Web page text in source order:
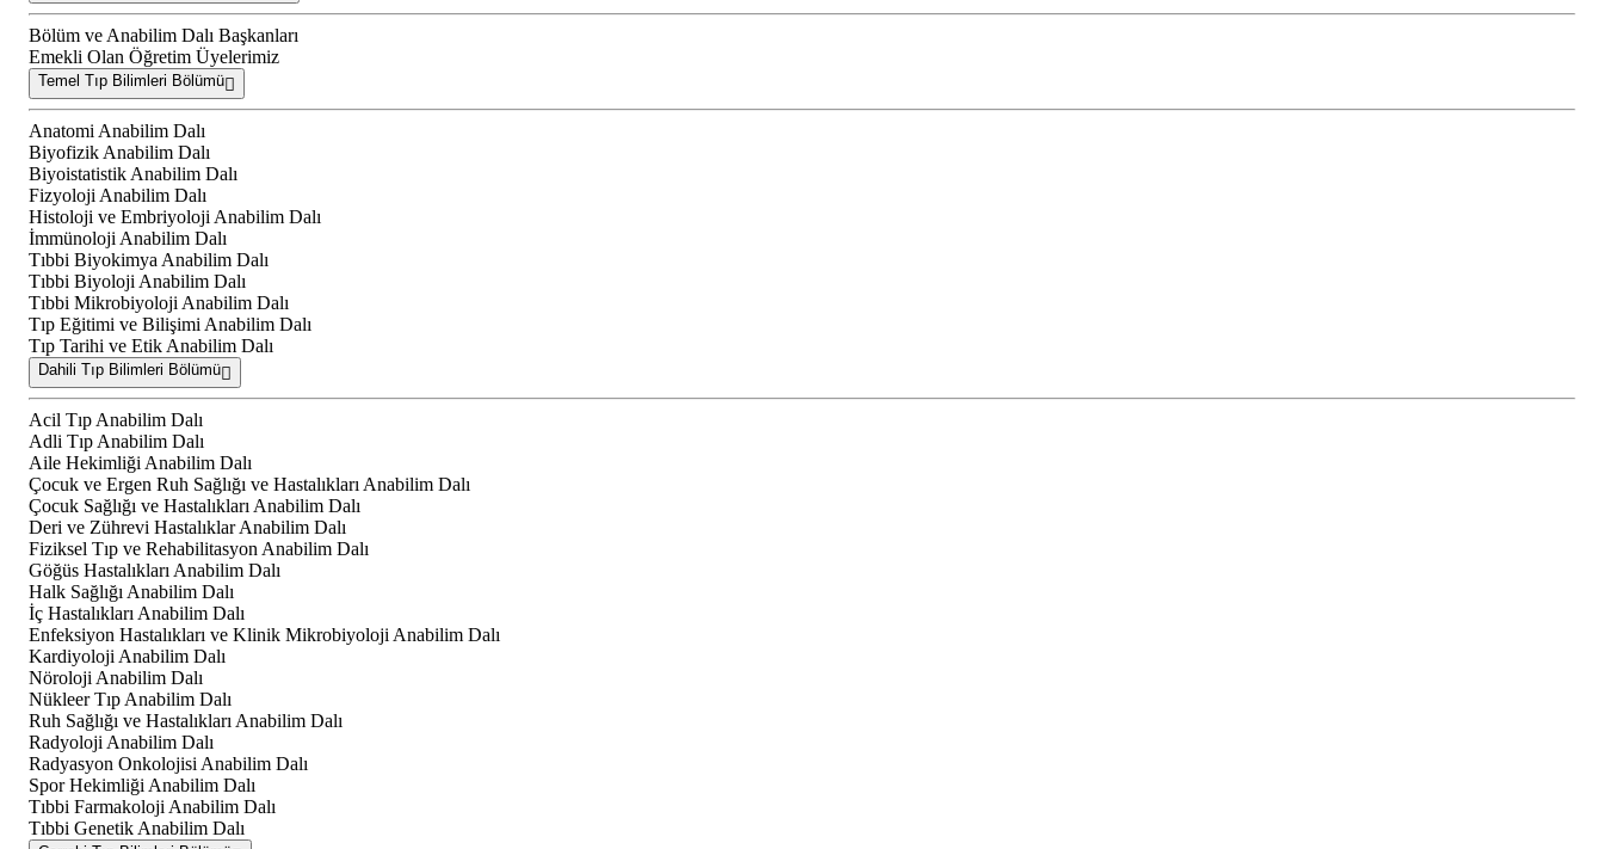
Bölüm ve Anabilim Dalı Başkanları
Emekli Olan Öğretim Üyelerimiz
Temel Tıp Bilimleri Bölümü
Anatomi Anabilim Dalı
Biyofizik Anabilim Dalı
Biyoistatistik Anabilim Dalı
Fizyoloji Anabilim Dalı
Histoloji ve Embriyoloji Anabilim Dalı
İmmünoloji Anabilim Dalı
Tıbbi Biyokimya Anabilim Dalı
Tıbbi Biyoloji Anabilim Dalı
Tıbbi Mikrobiyoloji Anabilim Dalı
Tıp Eğitimi ve Bilişimi Anabilim Dalı
Tıp Tarihi ve Etik Anabilim Dalı
Dahili Tıp Bilimleri Bölümü
Acil Tıp Anabilim Dalı
Adli Tıp Anabilim Dalı
Aile Hekimliği Anabilim Dalı
Çocuk ve Ergen Ruh Sağlığı ve Hastalıkları Anabilim Dalı
Çocuk Sağlığı ve Hastalıkları Anabilim Dalı
Deri ve Zührevi Hastalıklar Anabilim Dalı
Fiziksel Tıp ve Rehabilitasyon Anabilim Dalı
Göğüs Hastalıkları Anabilim Dalı
Halk Sağlığı Anabilim Dalı
İç Hastalıkları Anabilim Dalı
Enfeksiyon Hastalıkları ve Klinik Mikrobiyoloji Anabilim Dalı
Kardiyoloji Anabilim Dalı
Nöroloji Anabilim Dalı
Nükleer Tıp Anabilim Dalı
Ruh Sağlığı ve Hastalıkları Anabilim Dalı
Radyoloji Anabilim Dalı
Radyasyon Onkolojisi Anabilim Dalı
Spor Hekimliği Anabilim Dalı
Tıbbi Farmakoloji Anabilim Dalı
Tıbbi Genetik Anabilim Dalı